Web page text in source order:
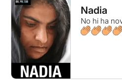
Nadia
No hi ha